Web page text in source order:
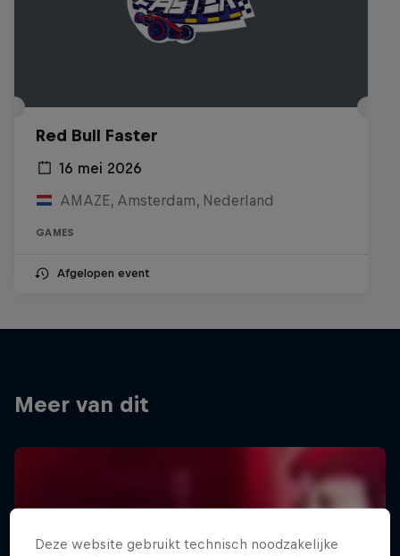
Red Bull Faster
16 mei 2026
AMAZE, Amsterdam, Nederland
GAMES
Afgelopen event
Meer van dit
Deze website gebruikt technisch noodzakelijke